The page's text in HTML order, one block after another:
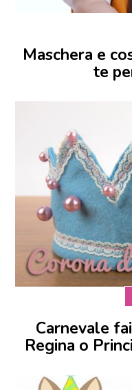
Maschera e
te
Carnevale
Regina o